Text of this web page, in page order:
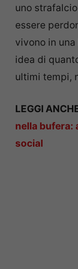
uno
essere
vivono in
idea di
ultimi tempi,
LEGGI
nella bufera:
social